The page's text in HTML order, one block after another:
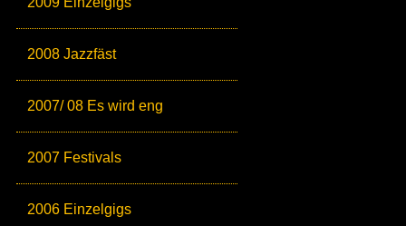
2008 Jazzfäst
2007/ 08 Es wird eng
2007 Festivals
2006 Einzelgigs